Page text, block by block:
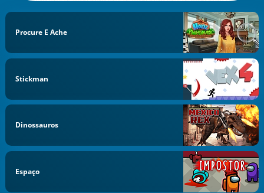
Procure E Ache
Stickman
Dinossauros
Espaço